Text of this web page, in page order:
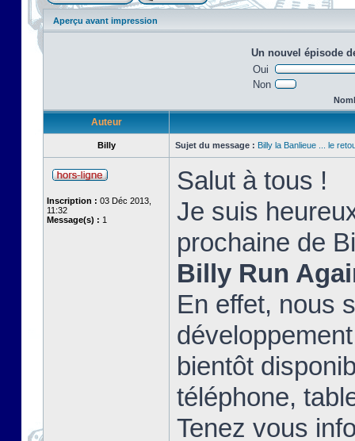
Aperçu avant impression
Un nouvel épisode
Oui
Non
Auteur
Billy Sujet du message : Billy la Banlieue ... le
Inscription : 03 Déc 2013,
11:32
Message(s) : 1
Salut à tous !
Je suis
prochaine de
Billy Run
En effet, nous
bientôt
téléphone,
Tenez vous